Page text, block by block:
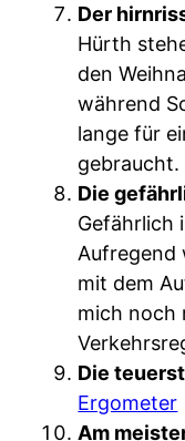
Der
Hürth
den
während
lange für
gebraucht.
Die
Gefährlich
Aufregend
mit dem
mich noch
Die
Ergometer
Am